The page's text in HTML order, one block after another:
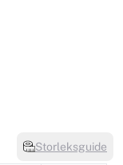
Storleksguide